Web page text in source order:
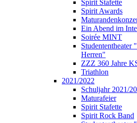
Spirit Stafette
Spirit Awards
Ein Abend im
Soirée MINT
Studententheater
Herren"
ZZZ 360 Jahre
Triathlon
2021/2022
Schuljahr 2021/
Maturafeier
Spirit Stafette
Spirit Rock Band